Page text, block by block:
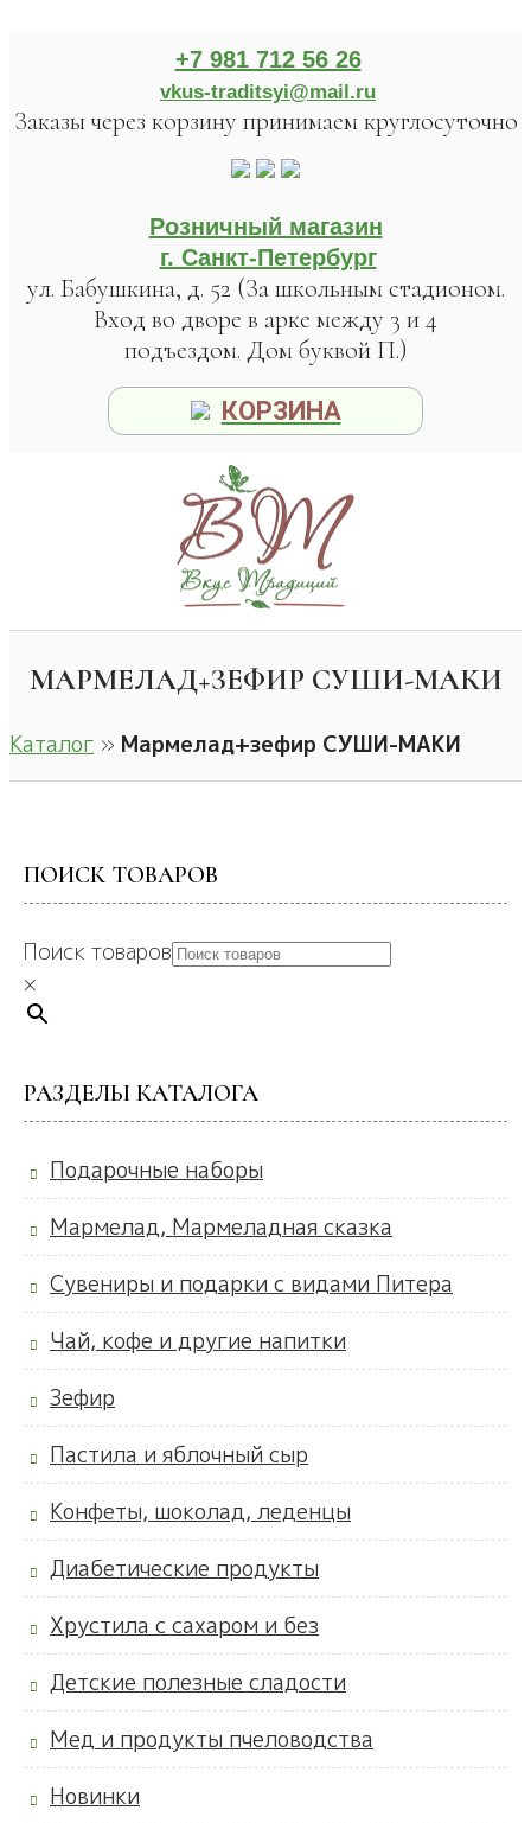
+7 981 712 56 26
vkus-traditsyi@mail.ru
Заказы через корзину принимаем круглосуточно
Розничный магазин
г. Санкт-Петербург
ул. Бабушкина, д. 52 (За школьным стадионом.
Вход во дворе в арке между 3 и 4
подъездом. Дом буквой П.)
КОРЗИНА
МАРМЕЛАД+ЗЕФИР СУШИ-МАКИ
Каталог » Мармелад+зефир СУШИ-МАКИ
ПОИСК ТОВАРОВ
Поиск товаров
×
РАЗДЕЛЫ КАТАЛОГА
Подарочные наборы
Мармелад, Мармеладная сказка
Сувениры и подарки с видами Питера
Чай, кофе и другие напитки
Зефир
Пастила и яблочный сыр
Конфеты, шоколад, леденцы
Диабетические продукты
Хрустила с сахаром и без
Детские полезные сладости
Мед и продукты пчеловодства
Новинки